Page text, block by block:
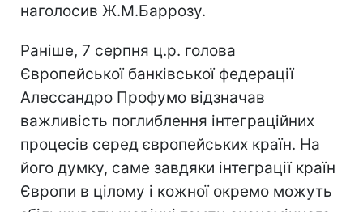
наголосив Ж.М.Баррозу.
Раніше, 7 серпня ц.р. голова
Європейської банківської федерації
Алессандро Профумо відзначав
важливість поглиблення інтеграційних
процесів серед європейських країн. На
його думку, саме завдяки інтеграції країн
Європи в цілому і кожної окремо можуть